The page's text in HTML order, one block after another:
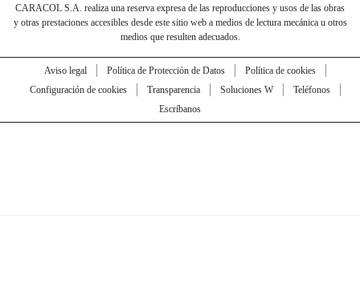
CARACOL S.A. realiza una reserva expresa de las reproducciones y usos de las obras
y otras prestaciones accesibles desde este sitio web a medios de lectura mecánica u otros
medios que resulten adecuados.
Aviso legal Política de Protección de Datos
Política de cookies
Configuración de cookies
Transparencia Soluciones W
Teléfonos
Escríbanos